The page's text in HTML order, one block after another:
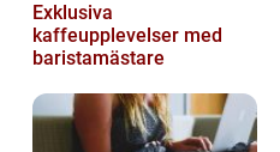
Exklusiva
kaffeupplevelser med
baristamästare